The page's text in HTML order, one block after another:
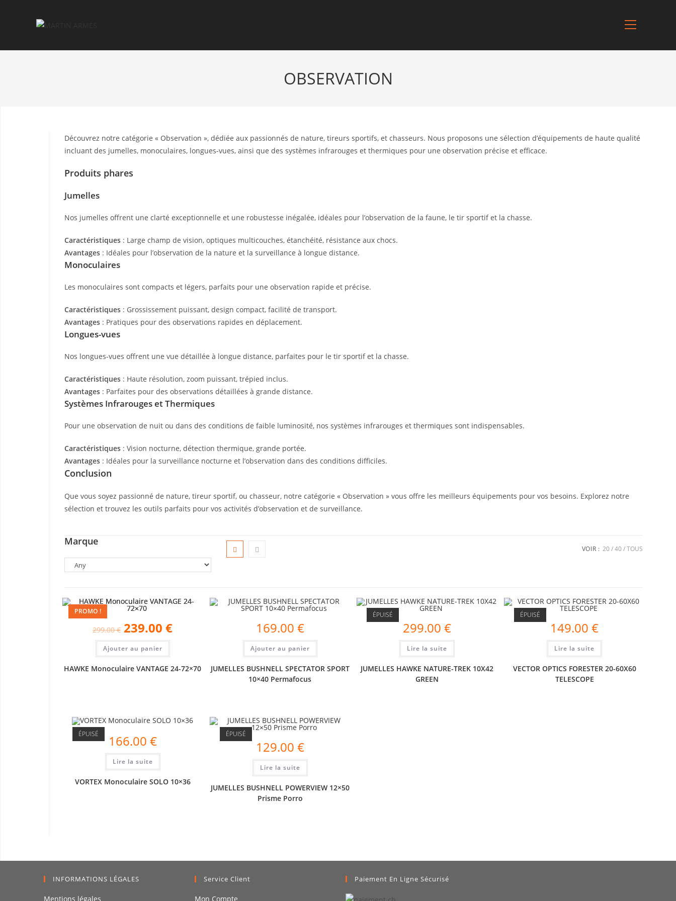
OBSERVATION
Découvrez notre catégorie « Observation », dédiée aux passionnés de nature, tireurs sportifs, et chasseurs. Nous proposons une sélection d’équipements de haute qualité
incluant des jumelles, monoculaires, longues-vues, ainsi que des systèmes infrarouges et thermiques pour une observation précise et efficace.
Produits phares
Jumelles
Nos jumelles offrent une clarté exceptionnelle et une robustesse inégalée, idéales pour l’observation de la faune, le tir sportif et la chasse.
Caractéristiques: Large champ de vision, optiques multicouches, étanchéité, résistance aux chocs.
Avantages: Idéales pour l’observation de la nature et la surveillance à longue distance.
Monoculaires
Les monoculaires sont compacts et légers, parfaits pour une observation rapide et précise.
Caractéristiques: Grossissement puissant, design compact, facilité de transport.
Avantages: Pratiques pour des observations rapides en déplacement.
Longues-vues
Nos longues-vues offrent une vue détaillée à longue distance, parfaites pour le tir sportif et la chasse.
Caractéristiques: Haute résolution, zoom puissant, trépied inclus.
Avantages: Parfaites pour des observations détaillées à grande distance.
Systèmes Infrarouges et Thermiques
Pour une observation de nuit ou dans des conditions de faible luminosité, nos systèmes infrarouges et thermiques sont indispensables.
Caractéristiques: Vision nocturne, détection thermique, grande portée.
Avantages: Idéales pour la surveillance nocturne et l’observation dans des conditions difficiles.
Conclusion
Que vous soyez passionné de nature, tireur sportif, ou chasseur, notre catégorie « Observation » vous offre les meilleurs équipements pour vos besoins. Explorez notre
sélection et trouvez les outils parfaits pour vos activités d’observation et de surveillance.
Marque
VOIR : 20 40 TOUS
PROMO !
299.00€ 239.00€
Ajouter au panier
HAWKE Monoculaire VANTAGE 24-72×70
169.00 €
Ajouter au panier
JUMELLES BUSHNELL SPECTATOR SPORT
10×40 Permafocus
ÉPUISÉ
299.00€
Lire la suite
JUMELLES HAWKE NATURE-TREK 10X42
GREEN
ÉPUISÉ
149.00 €
Lire la suite
VECTOR OPTICS FORESTER 20-60X60
TELESCOPE
ÉPUISÉ 166.00 €
Lire la suite
VORTEX Monoculaire SOLO 10×36
ÉPUISÉ
129.00 €
Lire la suite
JUMELLES BUSHNELL POWERVIEW 12×50
Prisme Porro
INFORMATIONS LÉGALES
Mentions légales
Service Client
Mon Compte
Paiement En Ligne Sécurisé